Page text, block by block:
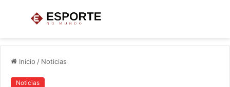
Menu
Início / Noticias
Noticias